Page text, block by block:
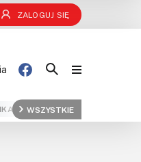
ZALOGUJ SIĘ
FPGA GPS
WSZYSTKIE